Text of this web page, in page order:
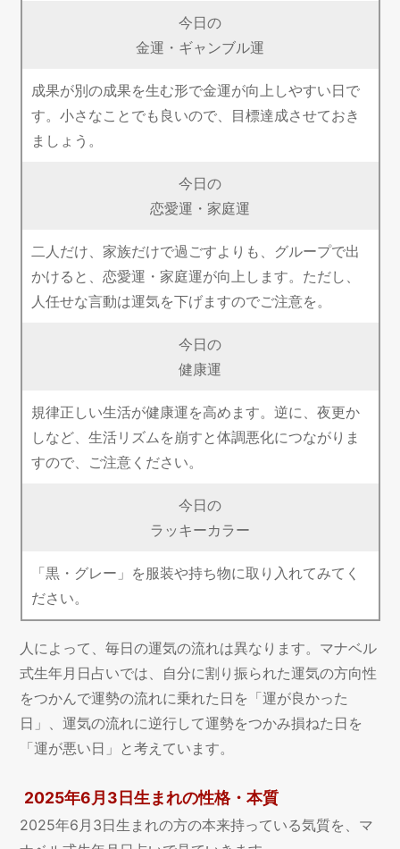
今日の
金運・ギャンブル運
成果が別の成果を生む形で金運が向上しやすい日で
す。小さなことでも良いので、目標達成させておき
ましょう。
今日の
恋愛運・家庭運
二人だけ、家族だけで過ごすよりも、グループで出
かけると、恋愛運・家庭運が向上します。ただし、
人任せな言動は運気を下げますのでご注意を。
今日の
健康運
規律正しい生活が健康運を高めます。逆に、夜更か
しなど、生活リズムを崩すと体調悪化につながりま
すので、ご注意ください。
今日の
ラッキーカラー
「黒・グレー」を服装や持ち物に取り入れてみてく
ださい。
人によって、毎日の運気の流れは異なります。マナベル
式生年月日占いでは、自分に割り振られた運気の方向性
をつかんで運勢の流れに乗れた日を「運が良かった
日」、運気の流れに逆行して運勢をつかみ損ねた日を
「運が悪い日」と考えています。
2025年6月3日生まれの性格・本質
2025年6月3日生まれの方の本来持っている気質を、マ